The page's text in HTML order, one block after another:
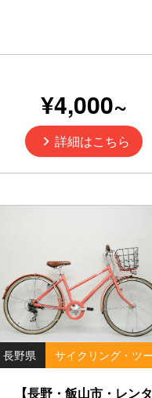
¥4,000~
詳細はこちら
長野県
【長野・飯山市・レンタ